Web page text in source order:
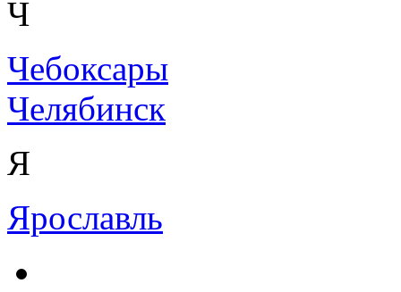
Ч
Чебоксары
Челябинск
Я
Ярославль